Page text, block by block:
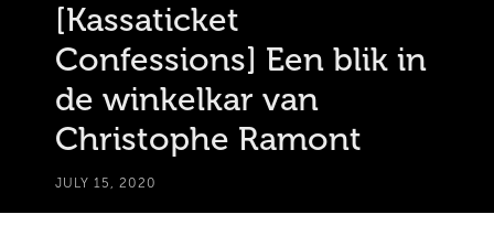
[Kassaticket
Confessions] Een blik in
de winkelkar van
Christophe Ramont
JULY 15, 2020